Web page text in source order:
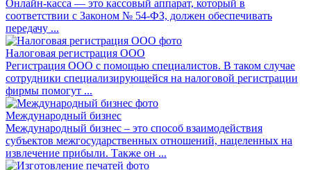
Онлайн-касса — это кассовый аппарат, который в
соответствии с Законом № 54-ФЗ, должен обеспечивать
передачу ...
Налоговая регистрация ООО
Регистрация ООО с помощью специалистов. В таком случае
сотрудники специализирующейся на налоговой регистрации
фирмы помогут ...
Международный бизнес
Международный бизнес – это способ взаимодействия
субъектов межгосударственных отношений, нацеленных на
извлечение прибыли. Также он ...